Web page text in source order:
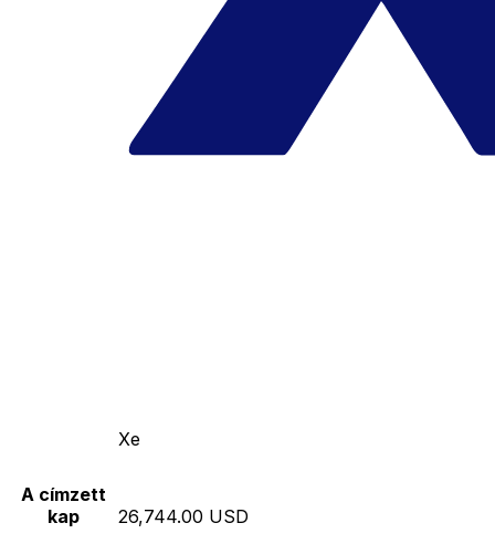
Xe
A címzett
kap
26,744.00 USD